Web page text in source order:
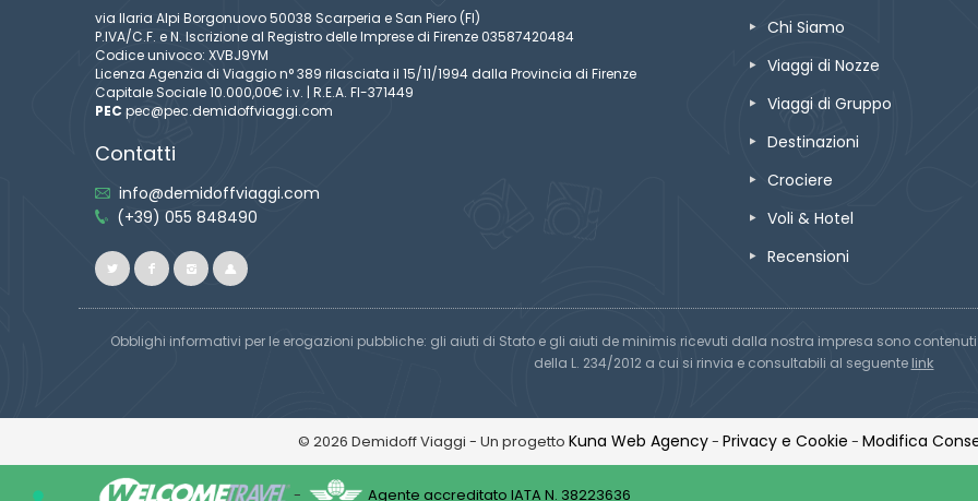
via Ilaria Alpi Borgonuovo 50038 Scarperia e San Piero (FI)
P.IVA/C.F. e N. Iscrizione al Registro delle Imprese di Firenze 03587420484
Codice univoco: XVBJ9YM
Licenza Agenzia di Viaggio n° 389 rilasciata il 15/11/1994 dalla Provincia di Firenze
Capitale Sociale 10.000,00€ i.v. | R.E.A. FI-371449
PEC pec@pec.demidoffviaggi.com
Contatti
info@demidoffviaggi.com
(+39) 055 848490
Chi Siamo
Viaggi di Nozze
Viaggi di Gruppo
Destinazioni
Crociere
Voli & Hotel
Recensioni
Obblighi informativi per le erogazioni pubbliche: gli aiuti di Stato e gli aiuti de minimis ricevuti dalla nostra impresa sono
della L. 234/2012 a cui si rinvia e consultabili al seguente link
© 2026 Demidoff Viaggi - Un progetto Kuna Web Agency- Privacy e Cookie - Modifica
- Agente accreditato IATA N. 38223636